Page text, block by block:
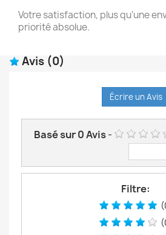
Votre satisfaction, plus qu'une
priorité absolue.
Avis (0)
Écrire un Avis
Basé sur0Avis-
Filtre: